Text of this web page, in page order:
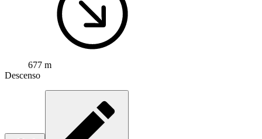
677 m
Descenso